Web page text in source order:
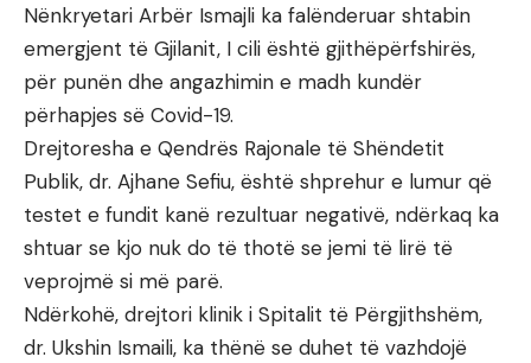
Nënkryetari Arbër Ismajli ka falënderuar shtabin
emergjent të Gjilanit, I cili është gjithëpërfshirës,
për punën dhe angazhimin e madh kundër
përhapjes së Covid-19.
Drejtoresha e Qendrës Rajonale të Shëndetit
Publik, dr. Ajhane Sefiu, është shprehur e lumur që
testet e fundit kanë rezultuar negativë, ndërkaq ka
shtuar se kjo nuk do të thotë se jemi të lirë të
veprojmë si më parë.
Ndërkohë, drejtori klinik i Spitalit të Përgjithshëm,
dr. Ukshin Ismaili, ka thënë se duhet të vazhdojë